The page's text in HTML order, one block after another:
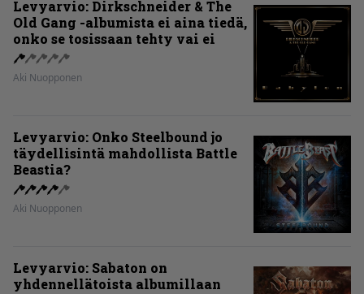
Levyarvio: Dirkschneider & The
Old Gang -albumista ei aina tiedä,
onko se tosissaan tehty vai ei
Aki Nuopponen
Levyarvio: Onko Steelbound jo
täydellisintä mahdollista Battle
Beastia?
Aki Nuopponen
Levyarvio: Sabaton on
yhdennellätoista albumillaan